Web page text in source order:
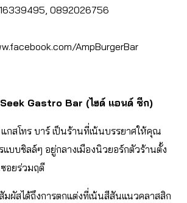
0892026756
AmpBurgerBar
Gastro Bar (ไฮด์ แอนด์ ซีก)
กสโทร บาร์ เป็นร้านที่เน้นบรรยาศให้คุณ
บบชิลล์ๆ อยู่กลางเมืองนิวยอร์กตัวร้านตั้ง
อยร่วมฤดี
มผัสได้ถึงการตกแต่งที่เน้นสีสันแนวคลาสสิก